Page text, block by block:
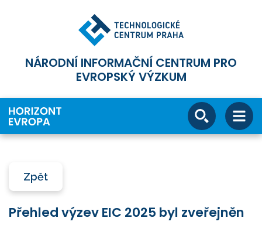
NÁRODNÍ INFORMAČNÍ CENTRUM PRO
EVROPSKÝ VÝZKUM
Zpět
Přehled výzev EIC 2025 byl zveřejněn